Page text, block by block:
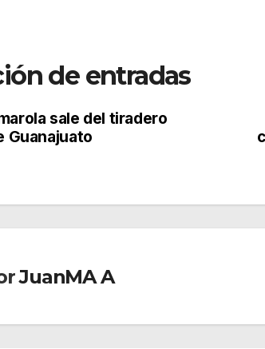
de entradas
sale del tiradero
Guanajuato
JuanMA A